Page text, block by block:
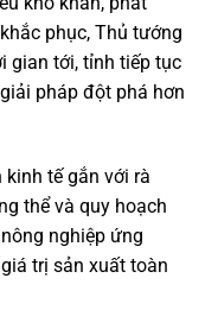
phục, Thủ tướng
gian tới, tỉnh tiếp tục
pháp đột phá hơn
tế gắn với rà
thể và quy hoạch
nghiệp ứng
trị sản xuất toàn